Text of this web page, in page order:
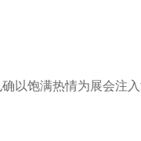
以饱满热情为展会注